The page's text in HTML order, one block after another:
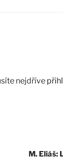
nejdříve
M. Eliáš: